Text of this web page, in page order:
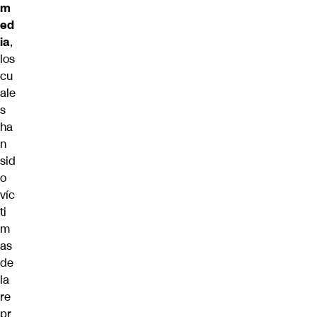
m
ed
ia,
los
cu
ale
s
ha
n
sid
o
víc
ti
m
as
de
la
re
pr